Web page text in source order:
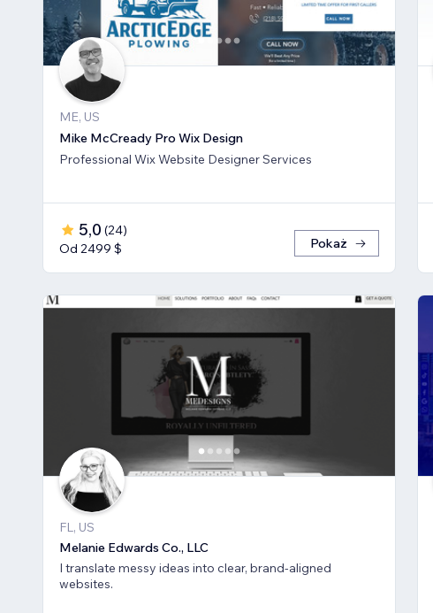
ME, US
Mike McCready Pro Wix Design
Professional Wix Website Designer Services
5,0 (24)
Od 2499 $
Pokaż
FL, US
Melanie Edwards Co., LLC
I translate messy ideas into clear, brand-aligned
websites.